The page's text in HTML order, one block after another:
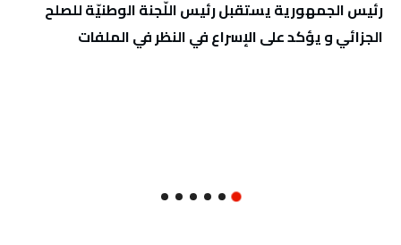
رئيس الجمهورية يستقبل رئيس اللّجنة الوطنيّة للصلح
الجزائي و يؤكد على الإسراع في النظر في الملفات